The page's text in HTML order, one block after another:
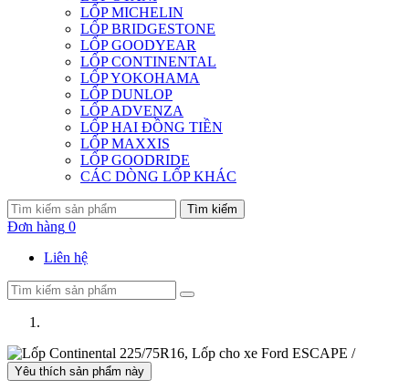
LỐP MICHELIN
LỐP BRIDGESTONE
LỐP GOODYEAR
LỐP CONTINENTAL
LỐP YOKOHAMA
LỐP DUNLOP
LỐP ADVENZA
LỐP HAI ĐỒNG TIỀN
LỐP MAXXIS
LỐP GOODRIDE
CÁC DÒNG LỐP KHÁC
Tìm kiếm
Đơn hàng 0
Liên hệ
Yêu thích sản phẩm này